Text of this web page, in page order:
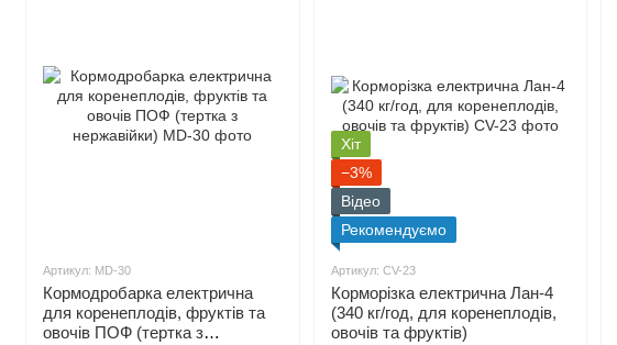
Артикул: MD-30
Кормодробарка електрична
для коренеплодів, фруктів та
овочів ПОФ (тертка з
Хіт
−3%
Відео
Рекомендуємо
Артикул: CV-23
Корморізка електрична Лан-4
(340 кг/год, для коренеплодів,
овочів та фруктів)